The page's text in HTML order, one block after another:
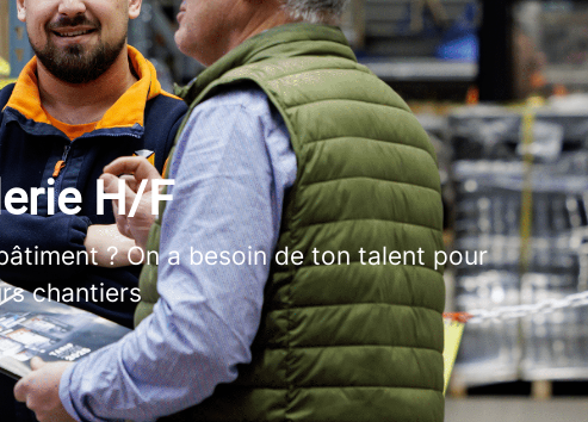
H/F
? On a besoin de ton talent pour
chantiers